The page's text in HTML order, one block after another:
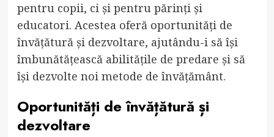
pentru copii, ci și pentru părinți și
educatori. Acestea oferă oportunități de
învățătură și dezvoltare, ajutându-i să își
îmbunătățească abilitățile de predare și să
își dezvolte noi metode de învățământ.
Oportunități de învățătură și
dezvoltare